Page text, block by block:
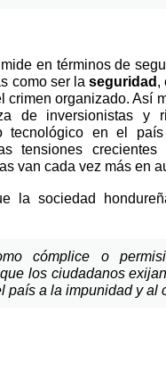
en términos de
como ser la seguridad ,
crimen organizado. Así
de inversionistas y
tecnológico en el
tensiones crecientes
van cada vez más en
la sociedad
cómplice o
los ciudadanos
país a la impunidad y al